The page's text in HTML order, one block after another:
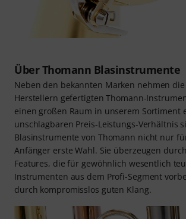
Über Thomann Blasinstrumente
Neben den bekannten Marken nehmen
Herstellern gefertigten Thomann-
einen großen Raum in unserem Sortiment
unschlagbaren Preis-Leistungs-Verhältnis
Blasinstrumente von Thomann nicht nur
Anfänger erste Wahl. Sie überzeugen
Features, die für gewöhnlich wesentlich
Instrumenten aus dem Profi-Segment
durch kompromisslos guten Klang.